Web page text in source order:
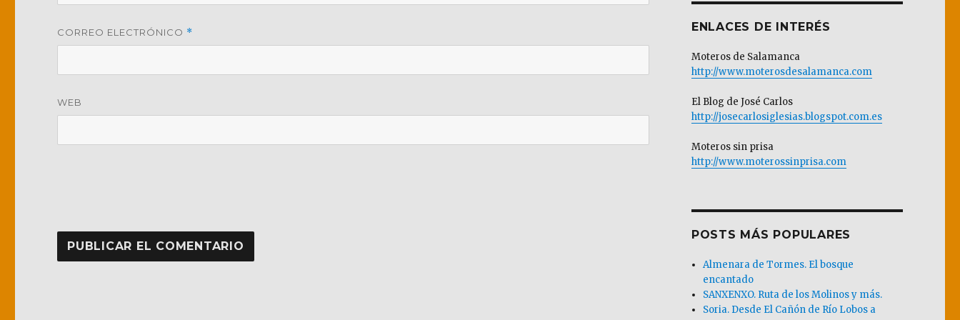
CORREO ELECTRÓNICO *
WEB
ENLACES DE INTERÉS
Moteros de Salamanca
http://www.moterosdesalamanca.com
El Blog de José Carlos
http://josecarlosiglesias.blogspot.com.es
Moteros sin prisa
http://www.moterossinprisa.com
POSTS MÁS POPULARES
Almenara de Tormes. El bosque
encantado
SANXENXO. Ruta de los Molinos y más.
Soria. Desde El Cañón de Río Lobos a